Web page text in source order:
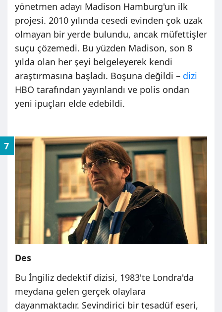
yönetmen adayı Madison Hamburg'un ilk
projesi. 2010 yılında cesedi evinden çok uzak
olmayan bir yerde bulundu, ancak müfettişler
suçu çözemedi. Bu yüzden Madison, son 8
yılda olan her şeyi belgeleyerek kendi
araştırmasına başladı. Boşuna değildi – dizi
HBO tarafından yayınlandı ve polis ondan
yeni ipuçları elde edebildi.
7
Des
Bu İngiliz dedektif dizisi, 1983'te Londra'da
meydana gelen gerçek olaylara
dayanmaktadır. Sevindirici bir tesadüf eseri,